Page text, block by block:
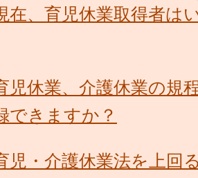
在、育児休業取得者は
児休業、介護休業の規
できますか？
児・介護休業法を上回